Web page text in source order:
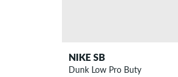
NIKE SB
Dunk Low Pro Buty